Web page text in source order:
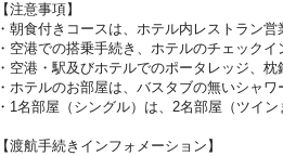
【注意事項】
・朝食付きコースは、ホテル内レストラン
・空港での搭乗手続き、ホテルのチェック
・空港・駅及びホテルでのポータレッジ、枕
・ホテルのお部屋は、バスタブの無いシャ
・1名部屋（シングル）は、2名部屋（ツイ
【渡航手続きインフォメーション】